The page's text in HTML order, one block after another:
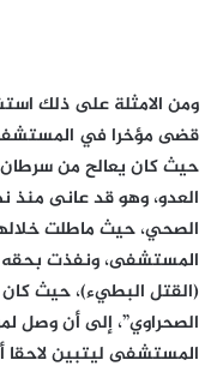
ومن الامثلة على ذلك
قضى مؤخرا في المستشفى
حيث كان يعالح من
العدو، وهو قد عانى منذ
الصحي، حيث ماطلت
المستشفى، ونفذت بحقه
(القتل البطيء)، حيث
الصحراوي”، إلى أن وصل
المستشفى ليتبين لاحقا